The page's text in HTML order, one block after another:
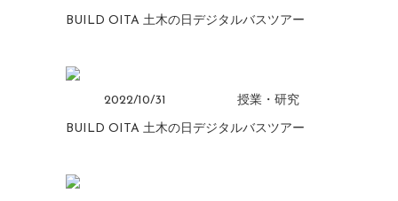
BUILD OITA 土木の日デジタルバスツアー
2022/10/31 授業・研究
BUILD OITA 土木の日デジタルバスツアー